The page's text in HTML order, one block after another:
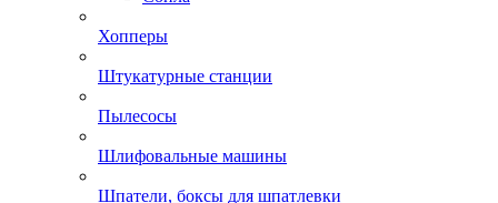
Хопперы
Штукатурные станции
Пылесосы
Шлифовальные машины
Шпатели, боксы для шпатлевки